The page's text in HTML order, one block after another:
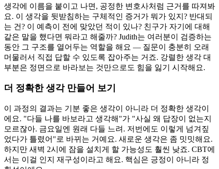
생각에 이름을 붙이고 나면, 공정한 변호사처럼 근거를 따져봐
요. 이 생각을 뒷받침하는 구체적인 증거가 뭐가 있지? 반대되
는 건? 이 예측이 전에 맞았던 적이 있나? 친구가 자기에 대해
같은 말을 했다면 뭐라고 해줄까? Judith는 여러분이 검증하는
동안 그 구조를 열어두는 역할을 해요 — 질문이 충분히 오래
머물러서 직접 답할 수 있도록 잡아주는 거죠. 강렬한 생각 대
부분은 정면으로 바라보는 것만으로도 힘을 잃기 시작해요.
더 정확한 생각 만들어 보기
이 과정의 결과는 기분 좋은 생각이 아니라 더 정확한 생각이
에요. "다들 나를 바보라고 생각해"가 "사실 왜 답장이 없는지
모르잖아. 금요일엔 원래 다들 느려. 저번에도 이렇게 넘겨짚
었다가 틀렸어"로 바뀌는 거예요. 새로운 생각은 좀 밋밋해요.
하지만 새벽 2시에 잠을 설치게 할 가능성도 훨씬 낮죠. CBT에
서는 이걸 인지 재구성이라고 해요. 핵심은 긍정이 아니라 정